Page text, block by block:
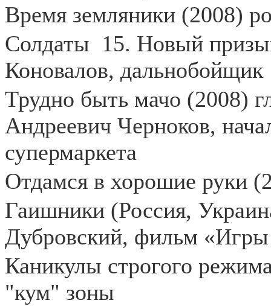
Время земляники (2008)
Солдаты 15. Новый
Коновалов, дальнобойщик
Трудно быть мачо (2008)
Андреевич Черноков,
супермаркета
Отдамся в хорошие руки
Гаишники (Россия,
Дубровский, фильм
Каникулы строгого
"кум" зоны